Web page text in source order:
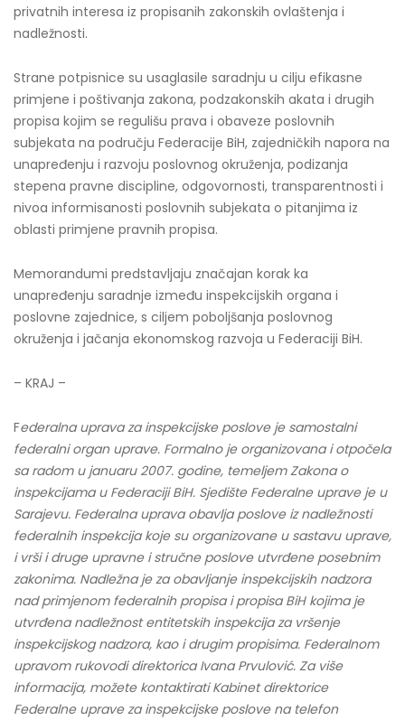
privatnih interesa iz propisanih zakonskih ovlaštenja i
nadležnosti.
Strane potpisnice su usaglasile saradnju u cilju efikasne
primjene i poštivanja zakona, podzakonskih akata i drugih
propisa kojim se regulišu prava i obaveze poslovnih
subjekata na području Federacije BiH, zajedničkih napora na
unapređenju i razvoju poslovnog okruženja, podizanja
stepena pravne discipline, odgovornosti, transparentnosti i
nivoa informisanosti poslovnih subjekata o pitanjima iz
oblasti primjene pravnih propisa.
Memorandumi predstavljaju značajan korak ka
unapređenju saradnje između inspekcijskih organa i
poslovne zajednice, s ciljem poboljšanja poslovnog
okruženja i jačanja ekonomskog razvoja u Federaciji BiH.
– KRAJ –
Federalna uprava za inspekcijske poslove je samostalni
federalni organ uprave. Formalno je organizovana i otpočela
sa radom u januaru 2007. godine, temeljem Zakona o
inspekcijama u Federaciji BiH. Sjedište Federalne uprave je u
Sarajevu. Federalna uprava obavlja poslove iz nadležnosti
federalnih inspekcija koje su organizovane u sastavu uprave,
i vrši i druge upravne i stručne poslove utvrđene posebnim
zakonima. Nadležna je za obavljanje inspekcijskih nadzora
nad primjenom federalnih propisa i propisa BiH kojima je
utvrđena nadležnost entitetskih inspekcija za vršenje
inspekcijskog nadzora, kao i drugim propisima. Federalnom
upravom rukovodi direktorica Ivana Prvulović. Za više
informacija, možete kontaktirati Kabinet direktorice
Federalne uprave za inspekcijske poslove na telefon